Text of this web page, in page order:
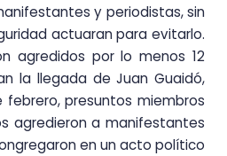
y periodistas, sin
actuaran para evitarlo.
agredidos por lo menos 12
la llegada de Juan Guaidó,
presuntos miembros
agredieron a manifestantes
en un acto político